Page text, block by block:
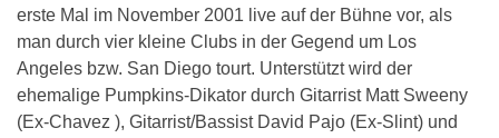
erste Mal im November 2001 live auf der Bühne vor, als
man durch vier kleine Clubs in der Gegend um Los
Angeles bzw. San Diego tourt. Unterstützt wird der
ehemalige Pumpkins-Dikator durch Gitarrist Matt Sweeny
(Ex-Chavez ), Gitarrist/Bassist David Pajo (Ex-Slint) und